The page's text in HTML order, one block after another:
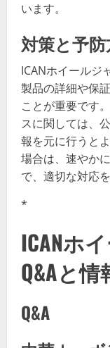
います。
対策と予
ICANホイールジ
製品の詳細や保
ことが重要です
スに関しては、
報を元に行うと
場合は、速やか
で、適切な対応
*
ICANホ
Q&Aと
Q&A